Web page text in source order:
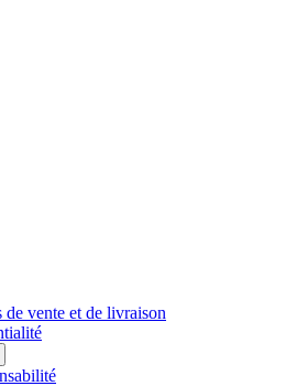
vente et de livraison